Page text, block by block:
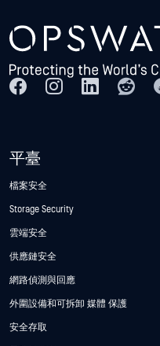
平臺
檔案安全
Storage Security
雲端安全
供應鏈安全
網路偵測與回應
外圍設備和可拆卸 媒體 保護
安全存取